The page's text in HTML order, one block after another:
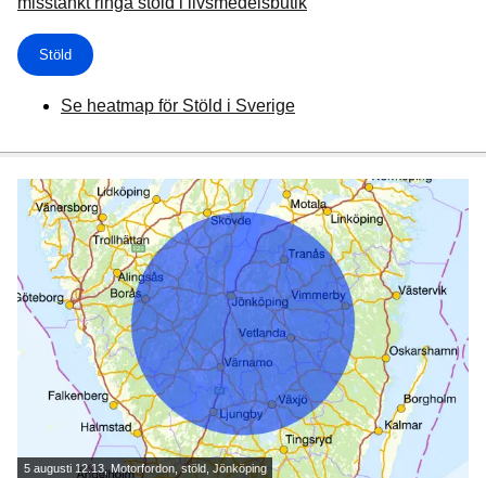
Stöld
Se heatmap för Stöld i Sverige
5 augusti 12.13, Motorfordon, stöld, Jönköping